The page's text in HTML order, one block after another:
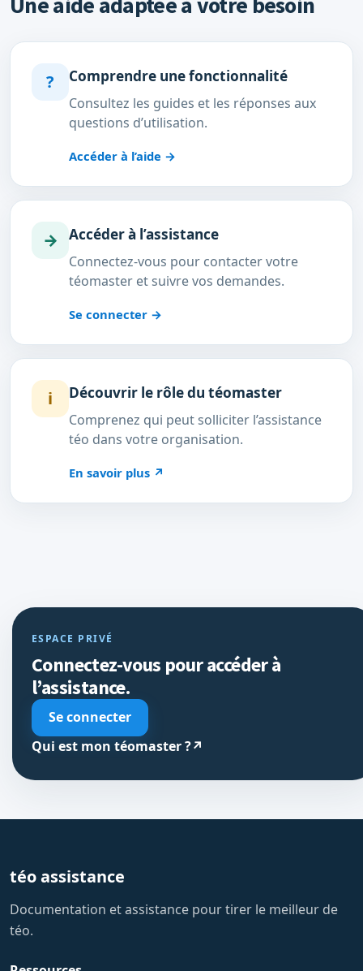
? Comprendre une fonctionnalité
Consultez les guides et les réponses aux
questions d’utilisation.
Accéder à l’aide →
→ Accéder à l’assistance
Connectez-vous pour contacter votre
téomaster et suivre vos demandes.
Se connecter →
i Découvrir le rôle du téomaster
Comprenez qui peut solliciter l’assistance
téo dans votre organisation.
En savoir plus ↗
ESPACE PRIVÉ
Connectez-vous pour accéder à
l’assistance.
Se connecter
Qui est mon téomaster ?↗
téo assistance
Documentation et assistance pour tirer le meilleur de
téo.